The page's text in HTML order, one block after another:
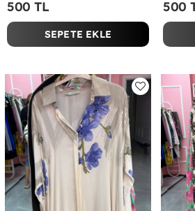
500 TL
SEPETE EKLE
500